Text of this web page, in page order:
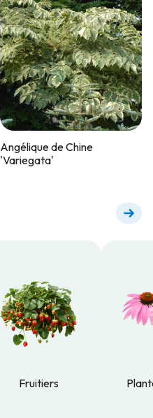
Angélique de Chine
'Variegata'
Fruitiers